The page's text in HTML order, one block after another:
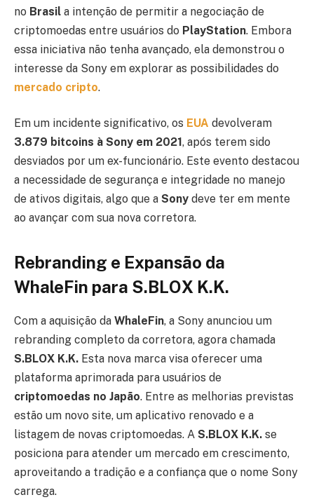
no Brasil a intenção de permitir a negociação de
criptomoedas entre usuários do PlayStation. Embora
essa iniciativa não tenha avançado, ela demonstrou o
interesse da Sony em explorar as possibilidades do
mercado cripto.
Em um incidente significativo, os EUA devolveram
3.879 bitcoins à Sony em 2021, após terem sido
desviados por um ex-funcionário. Este evento destacou
a necessidade de segurança e integridade no manejo
de ativos digitais, algo que a Sony deve ter em mente
ao avançar com sua nova corretora.
Rebranding e Expansão da
WhaleFin para S.BLOX K.K.
Com a aquisição da WhaleFin, a Sony anunciou um
rebranding completo da corretora, agora chamada
S.BLOX K.K. Esta nova marca visa oferecer uma
plataforma aprimorada para usuários de
criptomoedas no Japão. Entre as melhorias previstas
estão um novo site, um aplicativo renovado e a
listagem de novas criptomoedas. A S.BLOX K.K. se
posiciona para atender um mercado em crescimento,
aproveitando a tradição e a confiança que o nome Sony
carrega.